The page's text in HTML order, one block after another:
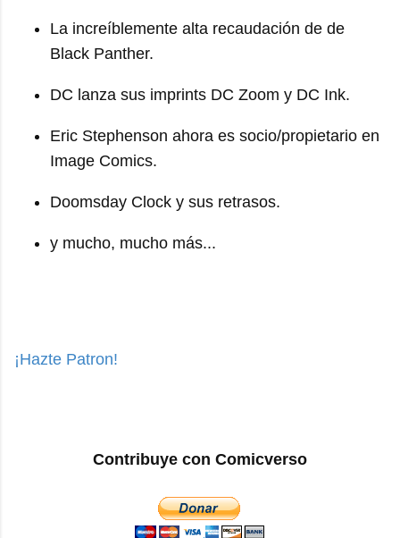
La increíblemente alta recaudación de de
Black Panther.
DC lanza sus imprints DC Zoom y DC Ink.
Eric Stephenson ahora es socio/propietario en
Image Comics.
Doomsday Clock y sus retrasos.
y mucho, mucho más...
¡Hazte Patron!
Contribuye con Comicverso